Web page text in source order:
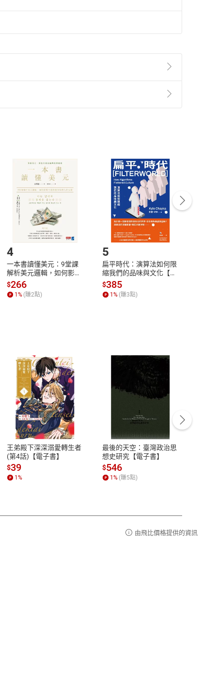
第2條第5款之規定，「非以有形媒介提供之數位
點選「瀏覽訂單明細」 「申請取消訂單/退
貨。
付款方式
Payment
完成訂單
Complete
號，下載書籍後看書
性
參
客服資訊
服務時間：週一到週五 10:00-12:00、
13:00-17:00 (國定假日及例假日休息)
客服電話：0080-1857077
4
一本書讀懂美元：9堂課
解析美元邏輯，如何影響
全球經濟和每個人的投資
【電子書】
$266
1% (賺2點)
5
扁平時代：演算法如何限
縮我們的品味與文化【電
子書】
$385
1% (賺3點)
王弟殿下深深溺愛轉生者
(第4話)【電子書】
$39
1%
最後的天空：臺灣政治思
想史研究【電子書】
$546
1% (賺5點)
由飛比價格提供的資訊